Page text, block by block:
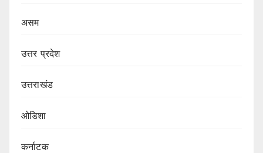
असम
उत्तर प्रदेश
उत्तराखंड
ओडिशा
कर्नाटक